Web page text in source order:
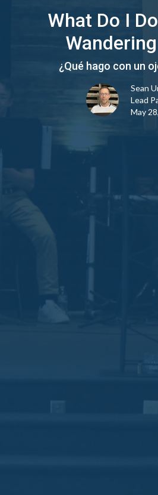
What Do I
¿Qué hago con un
Sean
Lead
May